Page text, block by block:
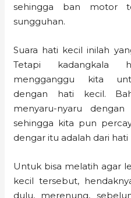
sehingga ban motor
sungguhan.
Suara hati kecil inilah
Tetapi kadangkala
mengganggu kita
dengan hati kecil.
menyaru-nyaru
sehingga kita pun
dengar itu adalah dari hati
Untuk bisa melatih agar
kecil tersebut,
dulu, merenung,